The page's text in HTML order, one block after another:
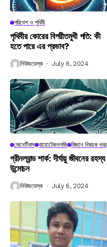
পরিবেশ ও পৃথিবী
পৃথিবীর কোরের বিপরীতমুখী গতি: কী
হতে পারে এর প্রভাব?
নিউজডেস্ক July 6, 2024
জেনেটিকস বায়োটেকনলজি বিজ্ঞান বিষয়ক খবর
গ্রীনল্যান্ড শার্ক: দীর্ঘায়ু জীবনের রহস্য
উন্মোচন
নিউজডেস্ক July 6, 2024